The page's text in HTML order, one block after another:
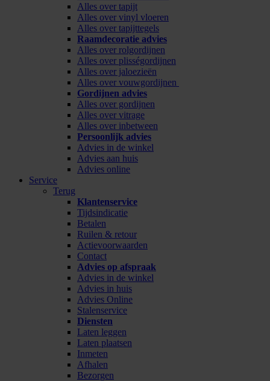
Alles over tapijt
Alles over vinyl vloeren
Alles over tapijttegels
Raamdecoratie advies
Alles over rolgordijnen
Alles over plisségordijnen
Alles over jaloezieën
Alles over vouwgordijnen
Gordijnen advies
Alles over gordijnen
Alles over vitrage
Alles over inbetween
Persoonlijk advies
Advies in de winkel
Advies aan huis
Advies online
Service
Terug
Klantenservice
Tijdsindicatie
Betalen
Ruilen & retour
Actievoorwaarden
Contact
Advies op afspraak
Advies in de winkel
Advies in huis
Advies Online
Stalenservice
Diensten
Laten leggen
Laten plaatsen
Inmeten
Afhalen
Bezorgen